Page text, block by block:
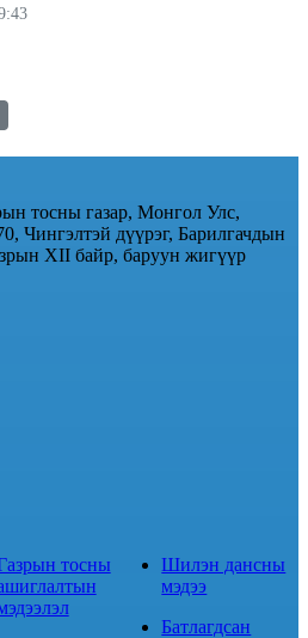
тосны газар, Монгол Улс,
Чингэлтэй дүүрэг, Барилгачдын
XII байр, баруун жигүүр
тосны
Шилэн дансны
мэдээ
Батлагдсан